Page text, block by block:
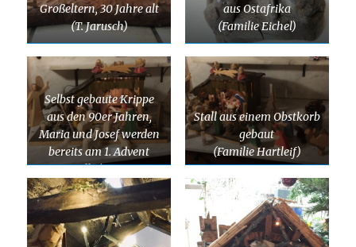
Großeltern, 30 Jahre alt
(T. Jarusch)
aus Ostafrika
(Familie Eichel)
Selbst gebaute Krippe
aus den 90er Jahren,
Maria und Josef werden
bereits am 1. Advent
aufgestellt (weiter weg
von der Krippe), um den
Weg zur Krippe
nachzugehen.
(Familie Hartleif)
Stall aus einem Obstkorb
gebaut
(Familie Hartleif)